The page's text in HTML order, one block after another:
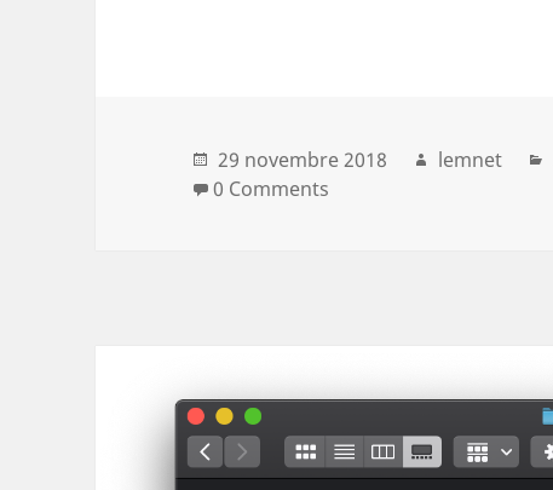
29 novembre 2018 lemnet
0 Comments